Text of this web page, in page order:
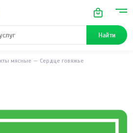
Найти
мясные Сердце говяжье